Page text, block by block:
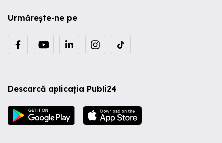
Urmărește-ne pe
Descarcă aplicația Publi24